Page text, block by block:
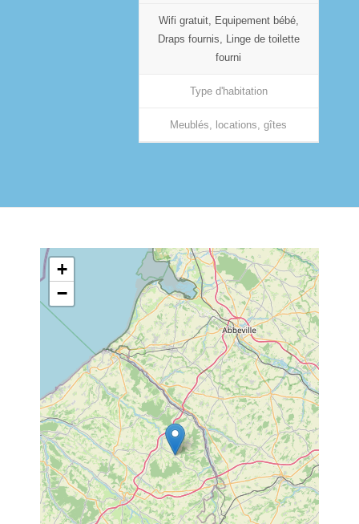
Wifi gratuit, Equipement bébé,
Draps fournis, Linge de toilette
fourni
Type d'habitation
Meublés, locations, gîtes
+
−